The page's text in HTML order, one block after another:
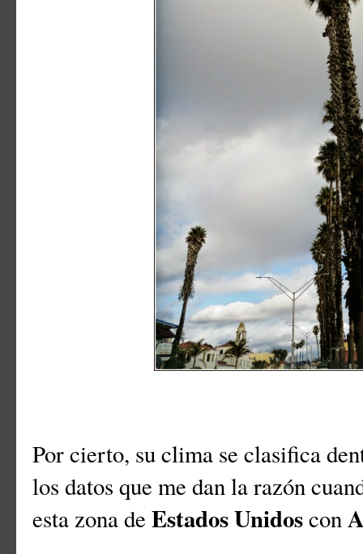
Por cierto, su clima se clasifica
los datos que me dan la razón
esta zona de Estados Unidoscon